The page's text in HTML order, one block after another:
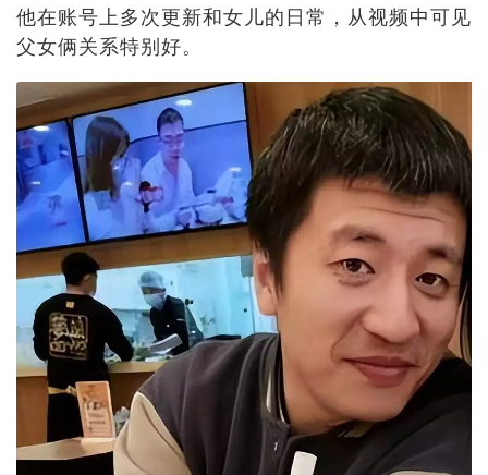
他在账号上多次更新和女儿的日常，从视频中可见
父女俩关系特别好。